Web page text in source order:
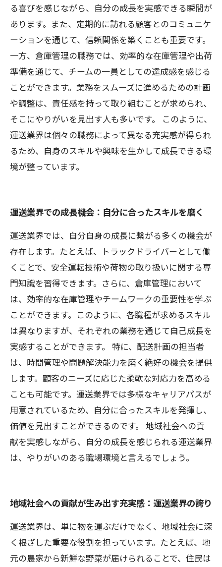
る喜びを感じながら、自分の成長を実感できる瞬間が
あります。また、定期的に訪れる顧客とのコミュニケ
ーションを通じて、信頼関係を築くことも重要です。
一方、倉庫管理の職務では、効率的な在庫管理や出荷
準備を通じて、チームの一員としての達成感を感じる
ことができます。業務をスムーズに進めるための計画
や調整は、責任感を持って取り組むことが求められ、
そこにやりがいを見出す人も多いです。 このように、
運送業界は個々の職務によって異なる充実感が得られ
るため、自身のスキルや興味を生かして成長できる環
境が整っています。
運送業界での成長機会：自分に合ったスキルを磨く
運送業界では、自分自身の成長に繋がる多くの機会が
存在します。たとえば、トラックドライバーとして働
くことで、安全運転技術や荷物の取り扱いに関する専
門知識を習得できます。さらに、倉庫管理において
は、効率的な在庫管理やチームワークの重要性を学ぶ
ことができます。このように、各職種が求めるスキル
は異なりますが、それぞれの業務を通じて自己成長を
実感することができます。 特に、配送計画の担当者
は、時間管理や問題解決能力を磨く絶好の機会を提供
します。顧客のニーズに応じた柔軟な対応力を高める
ことも可能です。運送業界では多様なキャリアパスが
用意されているため、自分に合ったスキルを発揮し、
価値を見出すことができるのです。 地域社会への貢
献を実感しながら、自分の成長を感じられる運送業界
は、やりがいのある職場環境と言えるでしょう。
地域社会への貢献が生み出す充実感：運送業界の誇り
運送業界は、単に物を運ぶだけでなく、地域社会に深
く根ざした重要な役割を担っています。たとえば、地
元の農家から新鮮な野菜が届けられることで、住民は